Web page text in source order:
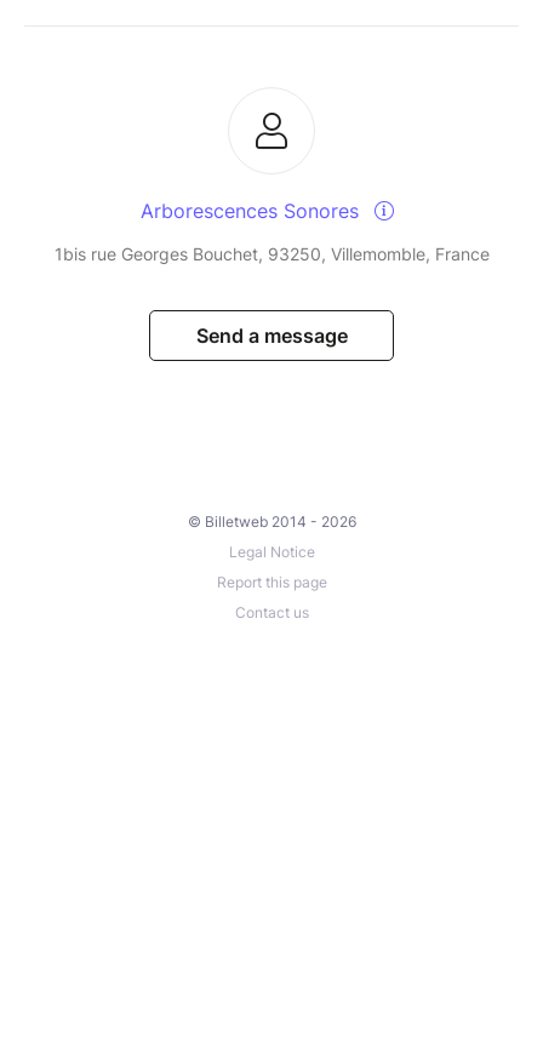
Arborescences Sonores
1bis rue Georges Bouchet, 93250, Villemomble, France
Send a message
© Billetweb 2014 - 2026
Legal Notice
Report this page
Contact us